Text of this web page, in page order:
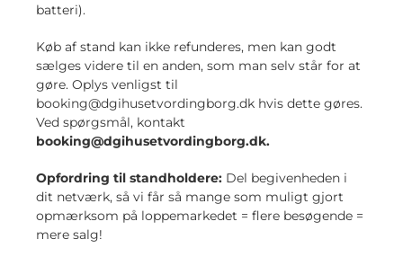
batteri).
Køb af stand kan ikke refunderes, men kan godt
sælges videre til en anden, som man selv står for at
gøre. Oplys venligst til
booking@dgihusetvordingborg.dk hvis dette gøres.
Ved spørgsmål, kontakt
booking@dgihusetvordingborg.dk.
Opfordring til standholdere: Del begivenheden i
dit netværk, så vi får så mange som muligt gjort
opmærksom på loppemarkedet = flere besøgende =
mere salg!